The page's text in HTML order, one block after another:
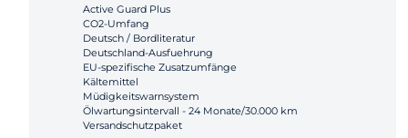
Active Guard Plus
CO2-Umfang
Deutsch / Bordliteratur
Deutschland-Ausfuehrung
EU-spezifische Zusatzumfänge
Kältemittel
Müdigkeitswarnsystem
Ölwartungsintervall - 24 Monate/30.000 km
Versandschutzpaket